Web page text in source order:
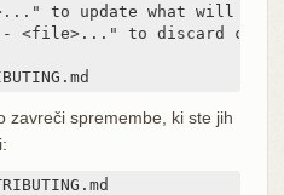
to update what will be
<file>..." to discard
zavreči spremembe, ki ste jih